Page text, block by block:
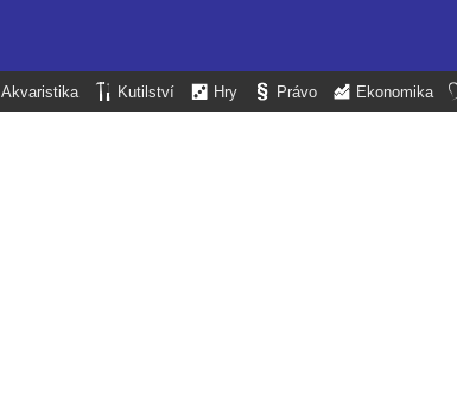
Akvaristika Kutilství Hry Právo Ekonomika